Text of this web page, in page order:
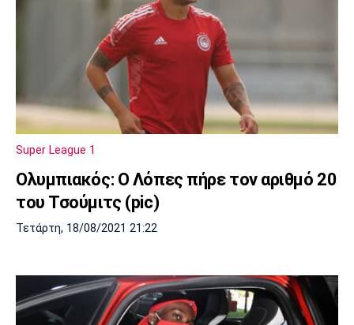
Super League 1
Ολυμπιακός: Ο Λόπες πήρε τον αριθμό 20
του Τσούμιτς (pic)
Τετάρτη, 18/08/2021 21:22